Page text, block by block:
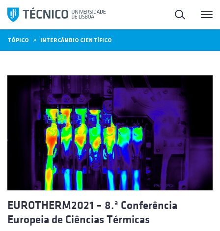
Saltar
para
o
conteúdo
Pesquisa
TÓPICO » INTERCÂMBIO CIENTÍFICO
EUROTHERM2021 – 8.ª Conferência
Europeia de Ciências Térmicas